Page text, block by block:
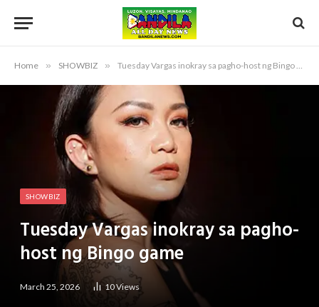
Home » SHOWBIZ » Tuesday Vargas inokray sa pagho-host ng Bingo game
SHOWBIZ
Tuesday Vargas inokray sa pagho-
host ng Bingo game
March 25, 2026 10Views